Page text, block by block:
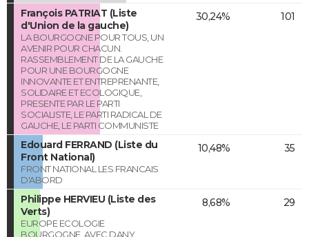
François PATRIAT (Liste
d'Union de la gauche)
LA BOURGOGNE POUR TOUS, UN
AVENIR POUR CHACUN.
RASSEMBLEMENT DE LA GAUCHE
POUR UNE BOURGOGNE
INNOVANTE ET ENTREPRENANTE,
SOLIDAIRE ET ECOLOGIQUE,
PRESENTE PAR LE PARTI
SOCIALISTE, LE PARTI RADICAL DE
GAUCHE, LE PARTI COMMUNISTE
30,24% 101
Edouard FERRAND (Liste du
Front National)
FRONT NATIONAL LES FRANCAIS
D'ABORD
10,48% 35
Philippe HERVIEU (Liste des
Verts)
EUROPE ECOLOGIE
BOURGOGNE, AVEC DANY
8,68% 29